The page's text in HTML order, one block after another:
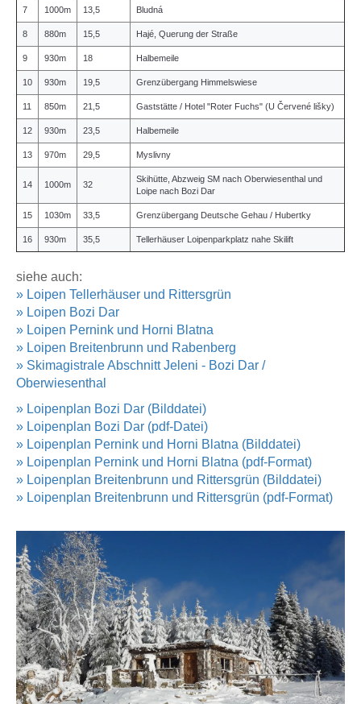
7 1000m 13,5 Bludná
8 880m 15,5 Hajé, Querung der Straße
9 930m 18 Halbemeile
10 930m 19,5 Grenzübergang Himmelswiese
11 850m 21,5 Gaststätte / Hotel "Roter Fuchs" (U Červené lišky)
12 930m 23,5 Halbemeile
13 970m 29,5 Myslivny
14 1000m 32
Skihütte, Abzweig SM nach Oberwiesenthal und
Loipe nach Bozi Dar
15 1030m 33,5 Grenzübergang Deutsche Gehau / Hubertky
16 930m 35,5 Tellerhäuser Loipenparkplatz nahe Skilift
siehe auch:
» Loipen Tellerhäuser und Rittersgrün
» Loipen Bozi Dar
» Loipen Pernink und Horni Blatna
» Loipen Breitenbrunn und Rabenberg
» Skimagistrale Abschnitt Jeleni - Bozi Dar /
Oberwiesenthal
» Loipenplan Bozi Dar (Bilddatei)
» Loipenplan Bozi Dar (pdf-Datei)
» Loipenplan Pernink und Horni Blatna (Bilddatei)
» Loipenplan Pernink und Horni Blatna (pdf-Format)
» Loipenplan Breitenbrunn und Rittersgrün (Bilddatei)
» Loipenplan Breitenbrunn und Rittersgrün (pdf-Format)